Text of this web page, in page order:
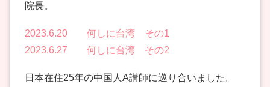
院長。
2023.6.20 何しに台湾 その1
2023.6.27 何しに台湾 その2
日本在住25年の中国人A講師に巡り合いました。